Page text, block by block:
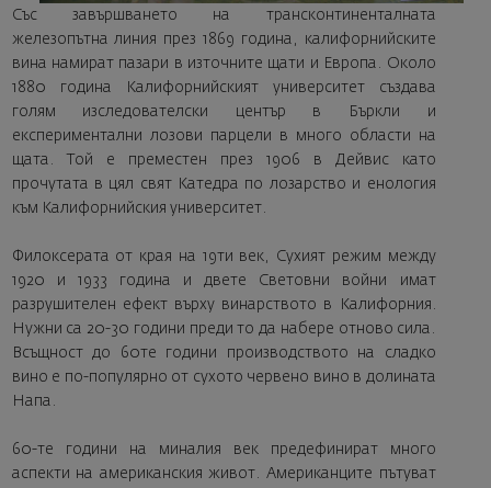
Със завършването на трансконтиненталната
железопътна линия през 1869 година, калифорнийските
вина намират пазари в източните щати и Европа. Около
1880 година Калифорнийският университет създава
голям изследователски център в Бъркли и
експериментални лозови парцели в много области на
щата. Той е преместен през 1906 в Дейвис като
прочутата в цял свят Катедра по лозарство и енология
към Калифорнийския университет.
Филоксерата от края на 19ти век, Сухият режим между
1920 и 1933 година и двете Световни войни имат
разрушителен ефект върху винарството в Калифорния.
Нужни са 20-30 години преди то да набере отново сила.
Всъщност до 60те години производството на сладко
вино е по-популярно от сухото червено вино в долината
Напа.
60-те години на миналия век предефинират много
аспекти на американския живот. Американците пътуват